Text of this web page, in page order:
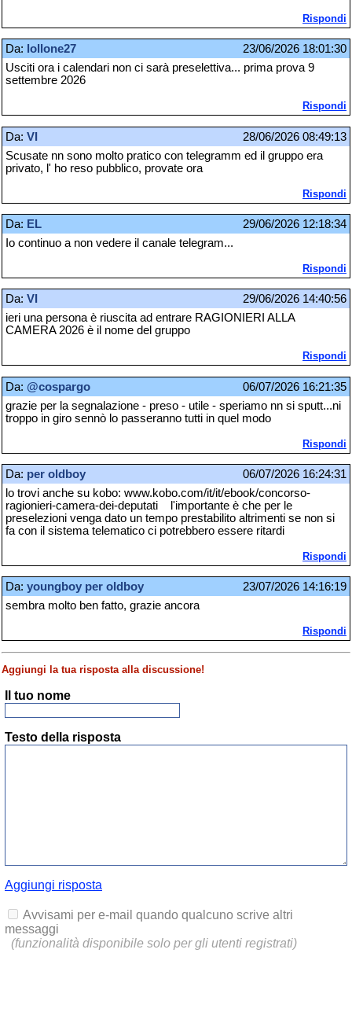
Rispondi
Da: lollone27
23/06/2026 18:01:30
Usciti ora i calendari non ci sarà preselettiva... prima prova 9
settembre 2026
Rispondi
Da: VI
28/06/2026 08:49:13
Scusate nn sono molto pratico con telegramm ed il gruppo era
privato, l' ho reso pubblico, provate ora
Rispondi
Da: EL
29/06/2026 12:18:34
Io continuo a non vedere il canale telegram...
Rispondi
Da: VI
29/06/2026 14:40:56
ieri una persona è riuscita ad entrare RAGIONIERI ALLA
CAMERA 2026 è il nome del gruppo
Rispondi
Da: @cospargo
06/07/2026 16:21:35
grazie per la segnalazione - preso - utile - speriamo nn si sputt...ni
troppo in giro sennò lo passeranno tutti in quel modo
Rispondi
Da: per oldboy
06/07/2026 16:24:31
lo trovi anche su kobo: www.kobo.com/it/it/ebook/concorso-
ragionieri-camera-dei-deputati l'importante è che per le
preselezioni venga dato un tempo prestabilito altrimenti se non si
fa con il sistema telematico ci potrebbero essere ritardi
Rispondi
Da: youngboy per oldboy
23/07/2026 14:16:19
sembra molto ben fatto, grazie ancora
Rispondi
Aggiungi la tua risposta alla discussione!
Il tuo nome
Testo della risposta
Aggiungi risposta
Avvisami per e-mail quando qualcuno scrive altri
messaggi
(funzionalità disponibile solo per gli utenti registrati)